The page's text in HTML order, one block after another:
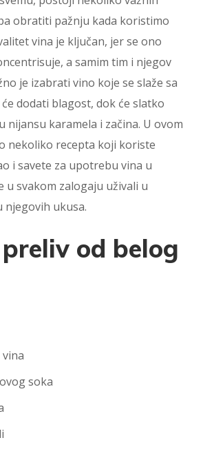
obratiti pažnju kada koristimo
vina je ključan, jer se ono
a samim tim i njegov
je izabrati vino koje se slaže sa
dodati blagost, dok će slatko
nijansu karamela i začina. U ovom
nekoliko recepta koji koriste
i savete za upotrebu vina u
u svakom zalogaju uživali u
ukusa.
od belog
soka